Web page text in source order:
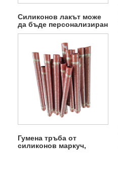
Силиконов лакът може
да бъде персонализиран
гумена тръба
Гумена тръба от
силиконов маркуч,